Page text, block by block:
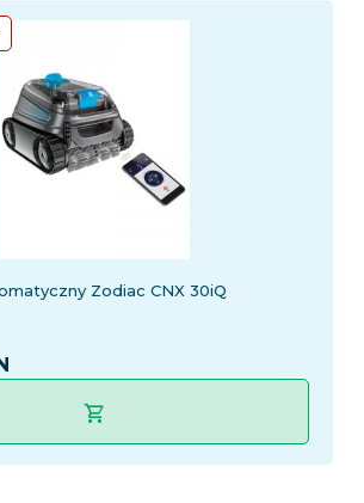
Zodiac CNX 30iQ